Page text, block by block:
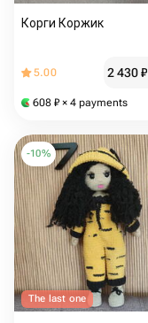
Корги Коржик
5.00 2 430₽
608 ₽ × 4 payments
-10%
The last one